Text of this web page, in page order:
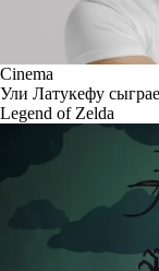
Cinema
Ули Латукефу
Legend of Zelda